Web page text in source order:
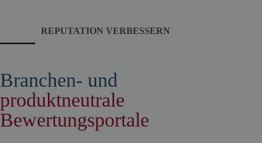
REPUTATION VERBESSERN
Branchen- und
produktneutrale
Bewertungsportale